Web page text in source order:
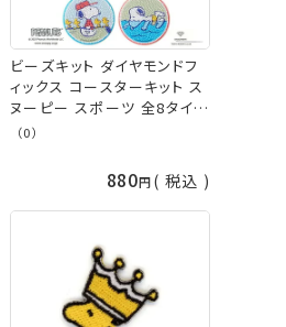
ビーズキット ダイヤモンドフ
ィックス コースターキット ス
ヌーピー スポーツ 全8タイプ
PEANUTS SNOOPY 初心者
（0）
880 税込